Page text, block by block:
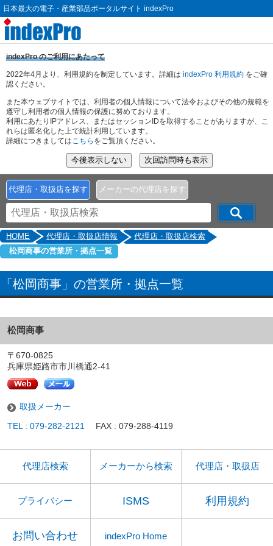
日本最大の電子・産業部品ポータルサイト indexPro
indexPro のご利用にあたって
2022年4月より、利用規約を制定しています。詳細は indexPro 利用規約 をご確
認ください。
また本ウェブサイトでは、利用者の個人情報について法令およびその他の規範を
遵守し利用者の個人情報の保護に努めております。
利用にあたりIPアドレス、またはセッションIDを取得することがありますが、こ
れらは匿名化した上で統計利用しています。
詳細につきましてはこちら をご覧頂ください。
代理店・取扱店を探す メーカーの代理店を探す
HOME 代理店・取扱店情報
代理店・取扱店検索
松岡商事の営業所・拠点一覧
「松岡商事」の営業所・拠点一覧
松岡商事
〒670-0825
兵庫県姫路市市川橋通2-41
取扱メーカー
TEL : 079-282-2121 FAX : 079-288-4119
代理店検索 メーカーから検索 代理店・取扱店
プライバシー ISMS 利用規約
お問い合わせ indexPro Home